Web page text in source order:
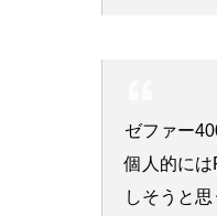
ゼファー
個人的に
しそうと